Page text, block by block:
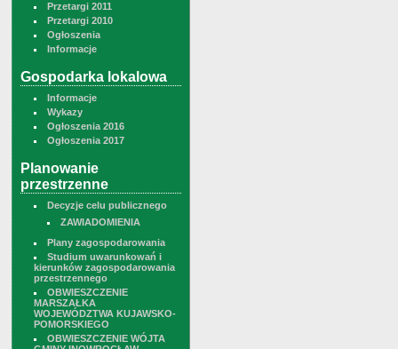
Przetargi 2011
Przetargi 2010
Ogłoszenia
Informacje
Gospodarka lokalowa
Informacje
Wykazy
Ogłoszenia 2016
Ogłoszenia 2017
Planowanie
przestrzenne
Decyzje celu publicznego
ZAWIADOMIENIA
Plany zagospodarowania
Studium uwarunkowań i
kierunków zagospodarowania
przestrzennego
OBWIESZCZENIE
MARSZAŁKA
WOJEWÓDZTWA KUJAWSKO-
POMORSKIEGO
OBWIESZCZENIE WÓJTA